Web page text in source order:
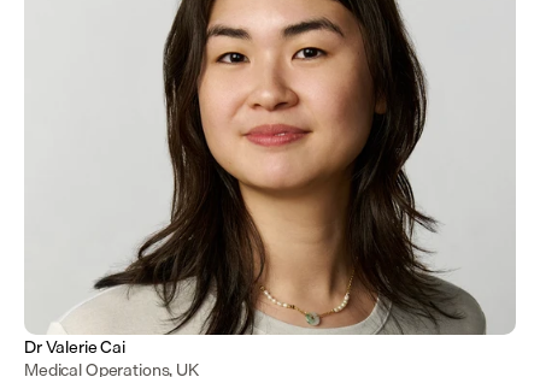
Dr Valerie Cai
Medical Operations, UK